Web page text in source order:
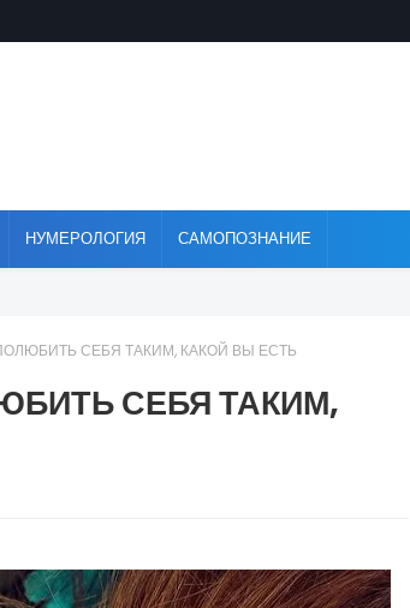
НУМЕРОЛОГИЯ САМОПОЗНАНИЕ
СЕБЯ ТАКИМ, КАКОЙ ВЫ ЕСТЬ
СЕБЯ ТАКИМ,